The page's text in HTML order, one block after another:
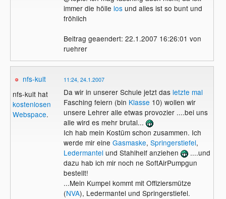
immer die hölle losund alles ist so bunt und
fröhlich
Beitrag geaendert: 22.1.2007 16:26:01 von
ruehrer
nfs-kult
nfs-kult hat
kostenlosen
Webspace.
11:24, 24.1.2007
Da wir in unserer Schule jetzt das letzte mal
Fasching feiern (bin Klasse 10) wollen wir
unsere Lehrer alle etwas provozier ....bei uns
alle wird es mehr brutal...
Ich hab mein Kostüm schon zusammen. Ich
werde mir eine Gasmaske, Springerstiefel,
Ledermantel und Stahlhelf anziehen
....und
dazu hab ich mir noch ne SoftAirPumpgun
bestellt!
...Mein Kumpel kommt mit Offiziersmütze
(NVA), Ledermantel und Springerstiefel.